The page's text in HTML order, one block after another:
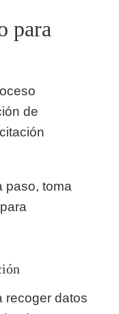
para
paso, toma
recoger datos